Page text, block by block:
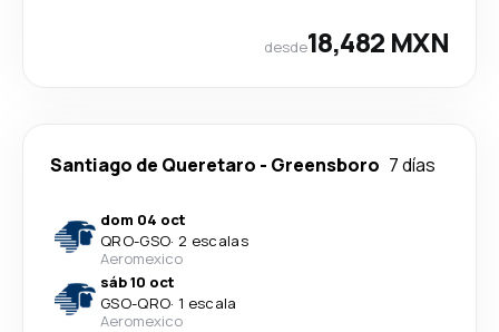
desde18,482 MXN
Santiago de Queretaro - Greensboro 7 días
dom 04 oct
QRO-GSO· 2 escalas
Aeromexico
sáb 10 oct
GSO-QRO· 1 escala
Aeromexico